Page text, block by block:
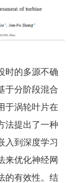
时的多源不确
于分阶段混合
于涡轮叶片在
法提出了一种
入到深度学习
来优化神经网
的有效性。结